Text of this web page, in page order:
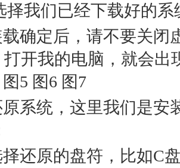
择我们已经下载好的系
确定后，请不要关闭
打开我的电脑，就会
5 图6 图7
系统，这里我们是安
还原的盘符，比如C